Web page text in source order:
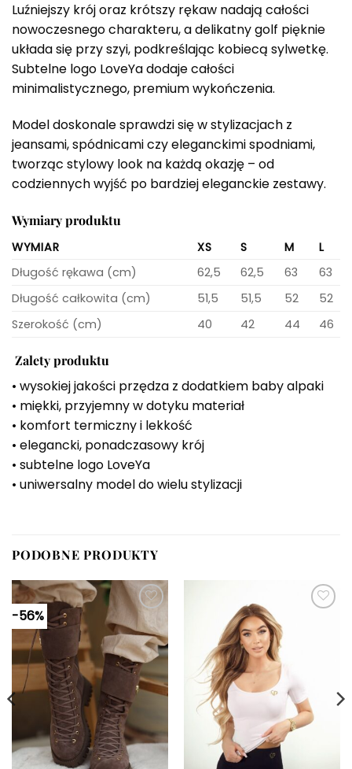
Luźniejszy krój oraz krótszy rękaw nadają całości
nowoczesnego charakteru, a delikatny golf pięknie
układa się przy szyi, podkreślając kobiecą sylwetkę.
Subtelne logo LoveYa dodaje całości
minimalistycznego, premium wykończenia.
Model doskonale sprawdzi się w stylizacjach z
jeansami, spódnicami czy eleganckimi spodniami,
tworząc stylowy look na każdą okazję – od
codziennych wyjść po bardziej eleganckie zestawy.
Wymiary produktu
WYMIAR XS S M
L
Długość rękawa (cm)
62,5 62,5 63
63
Długość całkowita (cm)
51,5 51,5 52
52
Szerokość (cm)
40 42 44 46
Zalety produktu
• wysokiej jakości przędza z dodatkiem baby alpaki
• miękki, przyjemny w dotyku materiał
• komfort termiczny i lekkość
• elegancki, ponadczasowy krój
• subtelne logo LoveYa
• uniwersalny model do wielu stylizacji
PODOBNE PRODUKTY
-56%
Dodaj do
ulubionych
ulubionych